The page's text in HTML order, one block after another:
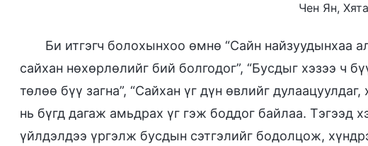
Чен Ян,
Би итгэгч болохынхоо өмнө “Сайн найзуудынхаа
сайхан нөхөрлөлийг бий болгодог”, “Бусдыг хэзээ ч
төлөө бүү загна”, “Сайхан үг дүн өвлийг дулаацуулдаг,
нь бүгд дагаж амьдрах үг гэж боддог байлаа. Тэгээд
үйлдэлдээ үргэлж бусдын сэтгэлийг бодолцож,